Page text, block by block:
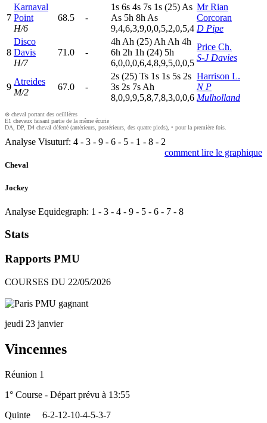
7
Karnaval
Point
H/6
68.5 -
1s 6s 4s 7s 1s (25) As
As 5h 8h As
9,4,6,3,9,0,0,5,2,0,5,4
Mr Rian
Corcoran
D Pipe
8
Disco
Davis
H/7
71.0 -
4h Ah (25) Ah Ah 4h
6h 2h 1h (24) 5h
6,0,0,0,6,4,8,9,5,0,0,5
Price Ch.
S-J Davies
9
Atreides
M/2
67.0 -
2s (25) Ts 1s 1s 5s 2s
3s 2s 7s Ah
8,0,9,9,5,8,7,8,3,0,0,6
Harrison L.
N P
Mulholland
⊗ cheval portant des oeilllères
E1 chevaux faisant partie de la même écurie
DA, DP, D4 cheval déferré (antérieurs, postérieurs, des quatre pieds), • pour la première fois.
Analyse Visuturf: 4 - 3 - 9 - 6 - 5 - 1 - 8 - 2
comment lire le graphique
Cheval
Jockey
Analyse Equidegraph: 1 - 3 - 4 - 9 - 5 - 6 - 7 - 8
Stats
Rapports PMU
COURSES DU 22/05/2026
jeudi 23 janvier
Vincennes
Réunion 1
1° Course - Départ prévu à 13:55
Quinte
6-2-12-10-4-5-3-7